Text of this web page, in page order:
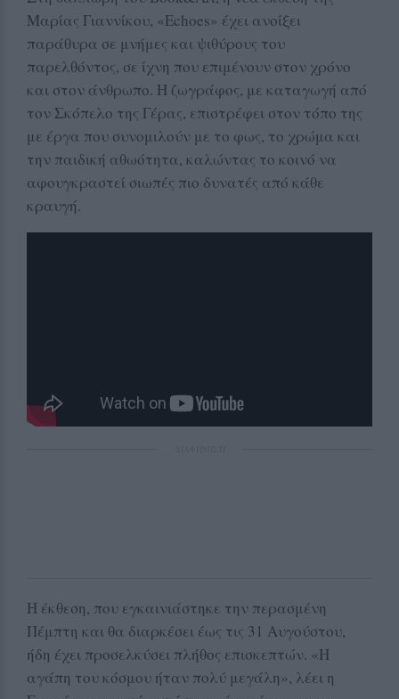
Μαρίας Γιαννίκου, «Echoes» έχει ανοίξει
παράθυρα σε μνήμες και ψιθύρους του
παρελθόντος, σε ίχνη που επιμένουν στον χρόνο
και στον άνθρωπο. Η ζωγράφος, με καταγωγή από
τον Σκόπελο της Γέρας, επιστρέφει στον τόπο της
με έργα που συνομιλούν με το φως, το χρώμα και
την παιδική αθωότητα, καλώντας το κοινό να
αφουγκραστεί σιωπές πιο δυνατές από κάθε
κραυγή.
Η έκθεση, που εγκαινιάστηκε την περασμένη
Πέμπτη και θα διαρκέσει έως τις 31 Αυγούστου,
ήδη έχει προσελκύσει πλήθος επισκεπτών. «Η
αγάπη του κόσμου ήταν πολύ μεγάλη», λέει η